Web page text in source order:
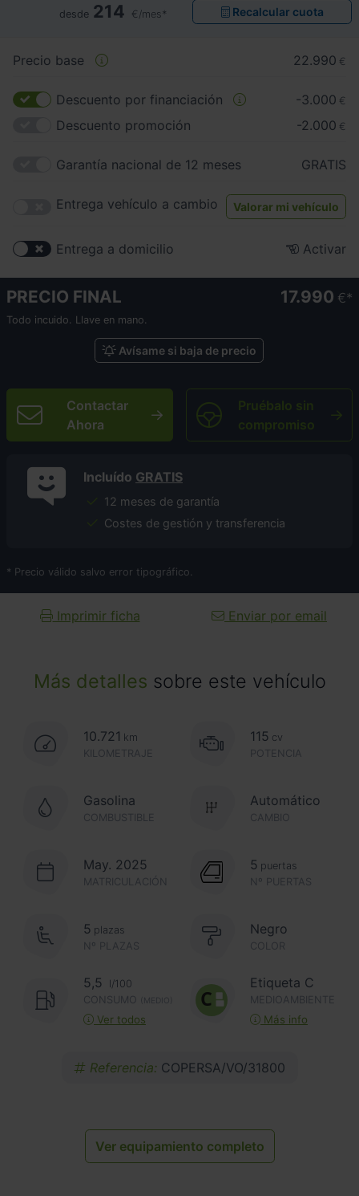
Más detalles sobre este vehículo
10.721 km
KILOMETRAJE
115 cv
POTENCIA
Gasolina
COMBUSTIBLE CAMBIO
Automático
May. 2025
MATRICULACIÓN Nº PUERTAS
5 puertas
Nº PLAZAS
5 plazas Negro
COLOR
5,5
l/100
CONSUMO
(MEDIO)
Ver todos
Etiqueta C
MEDIOAMBIENTE
Más info
Referencia: COPERSA/VO/31800
Ver equipamiento completo
desde 214 €/mes* Recalcular cuota
Precio base 22.990 €
Descuento por financiación -3.000 €
Descuento promoción -2.000 €
Garantía nacional de 12 meses GRATIS
Entrega vehículo a cambio Valorar mi vehículo
Entrega a domicilio Activar
PRECIO FINAL 17.990 €
Todo incuido. Llave en mano.
Avísame si baja de precio
Contactar
Ahora
Pruébalo sin
compromiso
Incluído GRATIS
12 meses de garantía
Costes de gestión y transferencia
* Precio válido salvo error tipográfico.
Imprimir ficha Enviar por email